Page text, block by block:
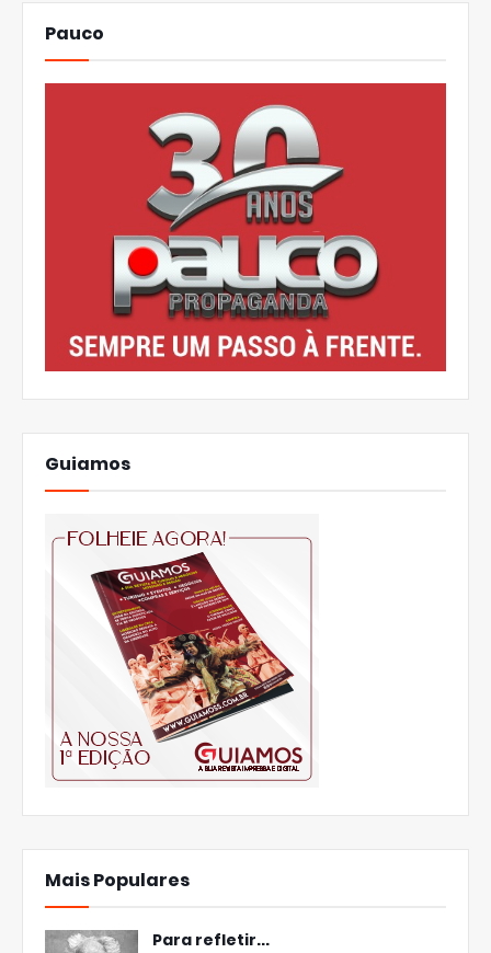
Pauco
Guiamos
Mais Populares
Para refletir...